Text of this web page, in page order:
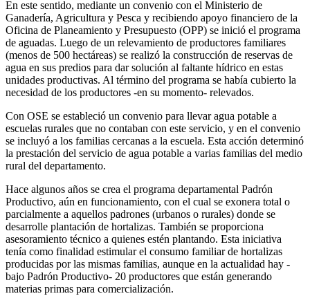
En este sentido, mediante un convenio con el Ministerio de
Ganadería, Agricultura y Pesca y recibiendo apoyo financiero de la
Oficina de Planeamiento y Presupuesto (OPP) se inició el programa
de aguadas. Luego de un relevamiento de productores familiares
(menos de 500 hectáreas) se realizó la construcción de reservas de
agua en sus predios para dar solución al faltante hídrico en estas
unidades productivas. Al término del programa se había cubierto la
necesidad de los productores -en su momento- relevados.
Con OSE se estableció un convenio para llevar agua potable a
escuelas rurales que no contaban con este servicio, y en el convenio
se incluyó a los familias cercanas a la escuela. Esta acción determinó
la prestación del servicio de agua potable a varias familias del medio
rural del departamento.
Hace algunos años se crea el programa departamental Padrón
Productivo, aún en funcionamiento, con el cual se exonera total o
parcialmente a aquellos padrones (urbanos o rurales) donde se
desarrolle plantación de hortalizas. También se proporciona
asesoramiento técnico a quienes estén plantando. Esta iniciativa
tenía como finalidad estimular el consumo familiar de hortalizas
producidas por las mismas familias, aunque en la actualidad hay -
bajo Padrón Productivo- 20 productores que están generando
materias primas para comercialización.